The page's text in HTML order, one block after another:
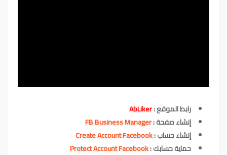
رابط الموقع :AbLiker
إنشاء صفحة :FB Business Manager
إنشاء حساب :Create Account Facebook
حماية حسابك :Protect Account Facebook